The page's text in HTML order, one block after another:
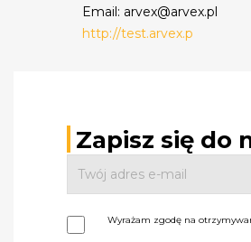
Email: arvex@arvex.pl
http://test.arvex.p
Zapisz się do
Wyrażam zgodę na